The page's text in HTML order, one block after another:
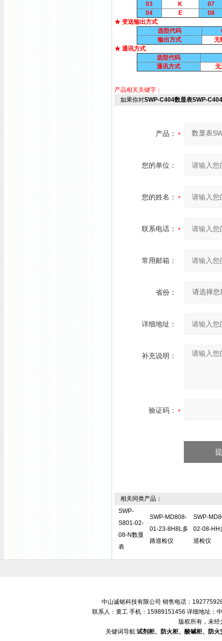
03
K
07
04
E
08
★ 变送输出方式
选型代码
输出方式
无
★ 通讯方式
选型代码
通讯方式
产品相关关键字：
如果你对SWP-C404数显表SWP-C404
产品：
您的单位：
您的姓名：
联系电话：
常用邮箱：
省份：
详细地址：
补充说明：
验证码：
相关同类产品：
SWP-
S801-02-
08-N数显
表
SWP-MD808-
01-23-8H8L多
路巡检仪
SWP-
02-08-HH
巡检仪
中山诚铭科技有限公司 销售电话：
联系人：黄工 手机：15989151456 详细地址：
版权所有，未经
关键词导航:试剂柜、防火柜、酸碱柜、防